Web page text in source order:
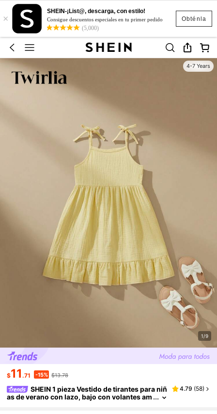
Obténla
×
SHEIN-¡List@, descarga, con estilo!
Consigue descuentos especiales en tu primer pedido
(5,000)
4-7 Years
1/9
$11 .71 -15% $13.78
SHEIN 1 pieza Vestido de tirantes para niñ
as de verano con lazo, bajo con volantes am
4.79 (58)